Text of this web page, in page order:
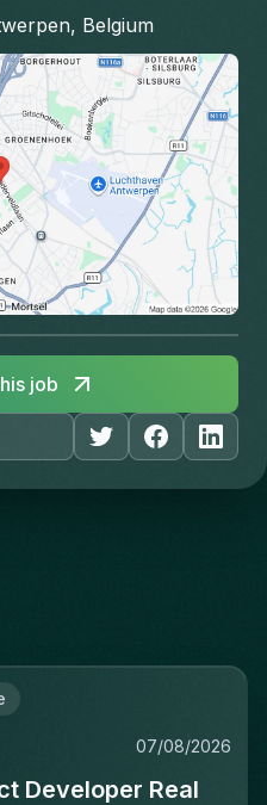
Belgium
job
07/08/2026
Developer Real